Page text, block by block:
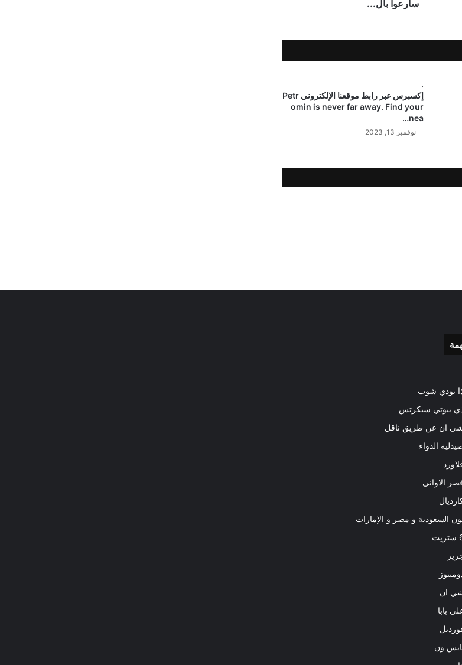
سارعوا بال...
.
إكسبرس عبر رابط موقعنا الإلكتروني Petr
omin is never far away. Find your
nea…
نوفمبر 13, 2023
بودي شوب
بيوتي سيكرتس
شي ان عن طريق ناقل
الدواء
الاواني
السعودية و مصر و الإمارات
شي ان
بابا
ون